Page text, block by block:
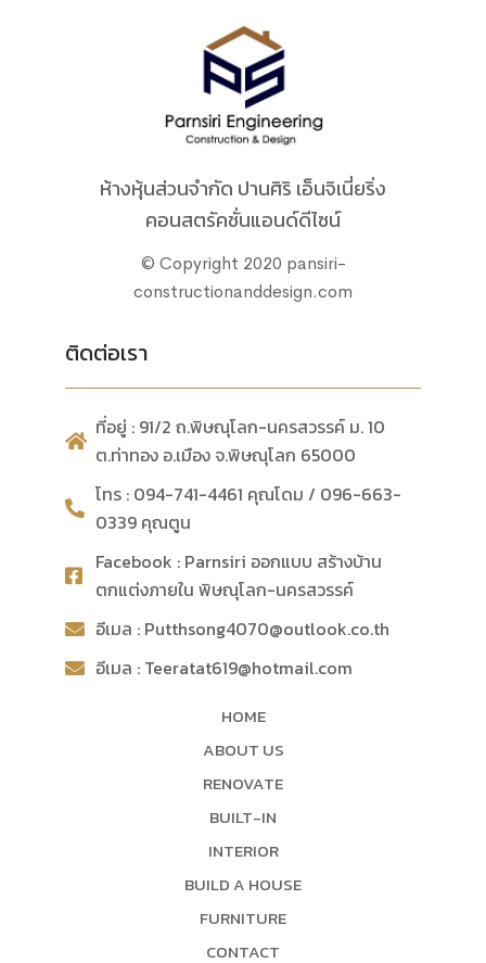
ห้างหุ้นส่วนจำกัด ปานศิริ เอ็นจิเนี่ยริ่ง
คอนสตรัคชั่นแอนด์ดีไซน์
© Copyright 2020 pansiri-
constructionanddesign.com
ติดต่อเรา
ที่อยู่ : 91/2 ถ.พิษณุโลก-นครสวรรค์ ม. 10
ต.ท่าทอง อ.เมือง จ.พิษณุโลก 65000
โทร : 094-741-4461 คุณโดม / 096-663-
0339 คุณตูน
Facebook : Parnsiri ออกแบบ สร้างบ้าน
ตกแต่งภายใน พิษณุโลก-นครสวรรค์
อีเมล : Putthsong4070@outlook.co.th
อีเมล : Teeratat619@hotmail.com
HOME
ABOUT US
RENOVATE
BUILT-IN
INTERIOR
BUILD A HOUSE
FURNITURE
CONTACT